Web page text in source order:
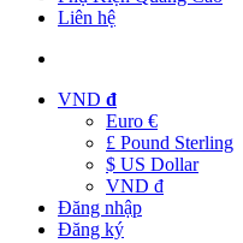
Liên hệ
VND đ
Euro €
£ Pound Sterling
$ US Dollar
VND đ
Đăng nhập
Đăng ký